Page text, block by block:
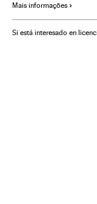
Desordens públicas
Delitos ordem pública
Mais informações
Si está interesado en